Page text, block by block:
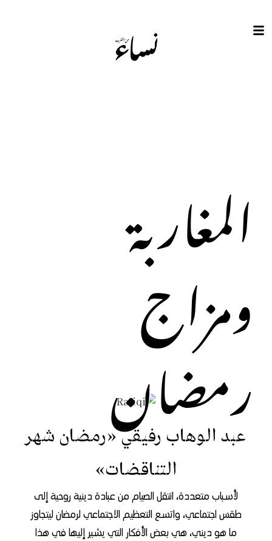
المغاربة
ومزاج
رمضان
عبد الوهاب رفيقي «رمضان شهر
التناقضات»
لأسباب متعددة، انتقل الصيام من عبادة دينية روحية إلى
طقس اجتماعي، واتسع التعظيم الاجتماعي لرمضان ليتجاوز
ما هو ديني، هي بعض الأفكار التي يشير إليها في هذا